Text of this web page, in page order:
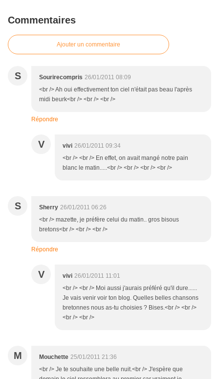
Commentaires
Ajouter un commentaire
S Sourirecompris 26/01/2011 08:09
<br /> Ah oui effectivement ton ciel n'était pas beau l'après
midi beurk<br /> <br /> <br />
Répondre
V vivi 26/01/2011 09:34
<br /> <br /> En effet, on avait mangé notre pain
blanc le matin.....<br /> <br /> <br /> <br />
S Sherry 26/01/2011 06:26
<br /> mazette, je préfère celui du matin.. gros bisous
bretons<br /> <br /> <br />
Répondre
V vivi 26/01/2011 11:01
<br /> <br /> Moi aussi j'aurais préféré qu'il dure......
Je vais venir voir ton blog. Quelles belles chansons
bretonnes nous as-tu choisies ? Bises.<br /> <br />
<br /> <br />
M Mouchette 25/01/2011 21:36
<br /> Je te souhaite une belle nuit.<br /> J'espère que